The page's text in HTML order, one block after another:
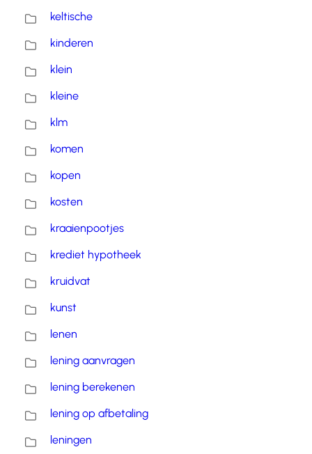
keltische
kinderen
klein
kleine
klm
komen
kopen
kosten
kraaienpootjes
krediet hypotheek
kruidvat
kunst
lenen
lening aanvragen
lening berekenen
lening op afbetaling
leningen